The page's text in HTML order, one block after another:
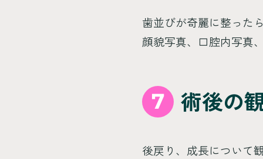
歯並びが奇麗に整った
顔貌写真、口腔内写真
7 術後の
後戻り、成長について